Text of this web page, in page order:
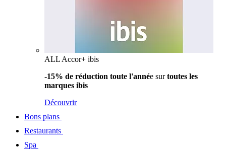
ALL Accor+ ibis
-15% de réduction toute l'année surtoutes les
marques ibis
Découvrir
Bons plans
Restaurants
Spa